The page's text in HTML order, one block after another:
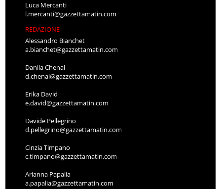
Luca Mercanti
l.mercanti@gazzettamatin.com
REDAZIONE
Alessandro Bianchet
a.bianchet@gazzettamatin.com
Danila Chenal
d.chenal@gazzettamatin.com
Erika David
e.david@gazzettamatin.com
Davide Pellegrino
d.pellegrino@gazzettamatin.com
Cinzia Timpano
c.timpano@gazzettamatin.com
Arianna Papalia
a.papalia@gazzettamatin.com